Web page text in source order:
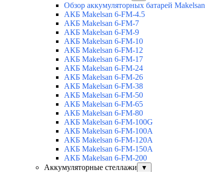
Обзор аккумуляторных батарей Makelsan
АКБ Makelsan 6-FM-4.5
АКБ Makelsan 6-FM-7
АКБ Makelsan 6-FM-9
АКБ Makelsan 6-FM-10
АКБ Makelsan 6-FM-12
АКБ Makelsan 6-FM-17
АКБ Makelsan 6-FM-24
АКБ Makelsan 6-FM-26
АКБ Makelsan 6-FM-38
АКБ Makelsan 6-FM-50
АКБ Makelsan 6-FM-65
АКБ Makelsan 6-FM-80
АКБ Makelsan 6-FM-100G
АКБ Makelsan 6-FM-100A
АКБ Makelsan 6-FM-120A
АКБ Makelsan 6-FM-150A
АКБ Makelsan 6-FM-200
Аккумуляторные стеллажи
▼